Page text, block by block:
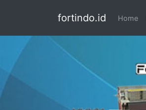
fortindo.id Home